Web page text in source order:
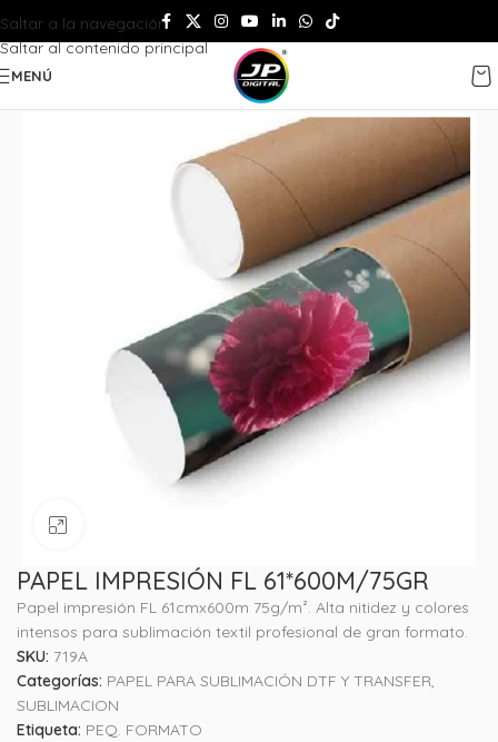
Saltar a la navegación
Saltar al contenido principal
MENÚ
PAPEL IMPRESIÓN FL 61*600M/75GR
Papel impresión FL 61cmx600m 75g/m². Alta nitidez y colores
intensos para sublimación textil profesional de gran formato.
SKU: 719A
Categorías: PAPEL PARA SUBLIMACIÓN DTF Y TRANSFER,
SUBLIMACION
Etiqueta: PEQ. FORMATO